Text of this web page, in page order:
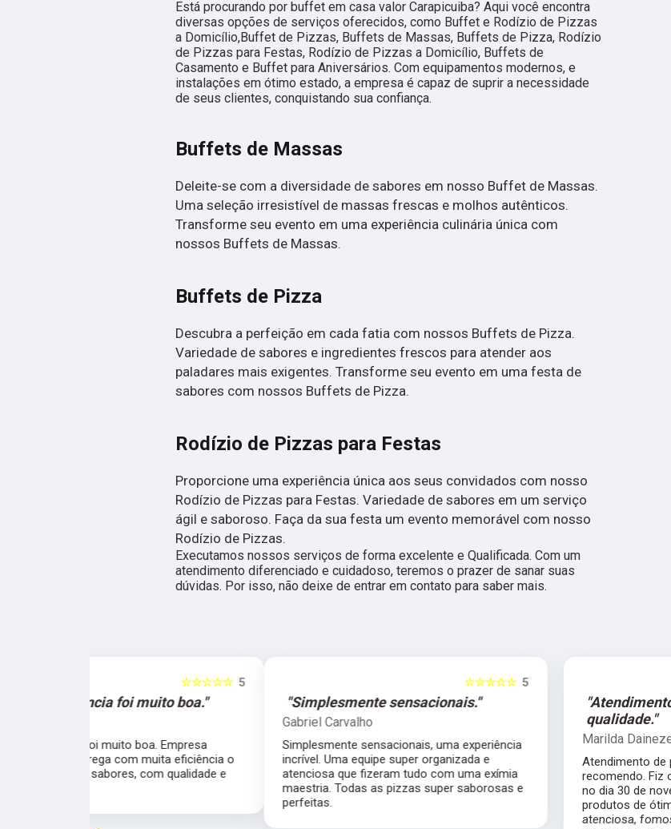
Está procurando por buffet em casa valor Carapicuiba? Aqui você encontra
diversas opções de serviços oferecidos, como Buffet e Rodízio de Pizzas
a Domicílio,Buffet de Pizzas, Buffets de Massas, Buffets de Pizza, Rodízio
de Pizzas para Festas, Rodízio de Pizzas a Domicílio, Buffets de
Casamento e Buffet para Aniversários. Com equipamentos modernos, e
instalações em ótimo estado, a empresa é capaz de suprir a necessidade
de seus clientes, conquistando sua confiança.
Buffets de Massas
Deleite-se com a diversidade de sabores em nosso Buffet de Massas.
Uma seleção irresistível de massas frescas e molhos autênticos.
Transforme seu evento em uma experiência culinária única com
nossos Buffets de Massas.
Buffets de Pizza
Descubra a perfeição em cada fatia com nossos Buffets de Pizza.
Variedade de sabores e ingredientes frescos para atender aos
paladares mais exigentes. Transforme seu evento em uma festa de
sabores com nossos Buffets de Pizza.
Rodízio de Pizzas para Festas
Proporcione uma experiência única aos seus convidados com nosso
Rodízio de Pizzas para Festas. Variedade de sabores em um serviço
ágil e saboroso. Faça da sua festa um evento memorável com nosso
Rodízio de Pizzas.
Executamos nossos serviços de forma excelente e Qualificada. Com um
atendimento diferenciado e cuidadoso, teremos o prazer de sanar suas
dúvidas. Por isso, não deixe de entrar em contato para saber mais.
"Simplesmente sensacionais."
Simplesmente sensacionais, uma experiência
incrível. Uma equipe super organizada e
atenciosa que fizeram tudo com uma exímia
maestria. Todas as pizzas super saborosas e
"Atendimento de primeira
Marilda Daineze Daineze
Atendimento de primeira qualidade, super
recomendo. Fiz o casamento da minha filha
no dia 30 de novembro, pizzas saborosas,
produtos de ótima qualidade, equipe
atenciosa, fomos muito bem servidos, só ouvi